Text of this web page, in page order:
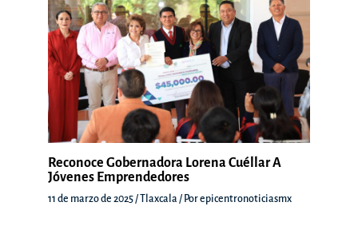
Reconoce Gobernadora Lorena Cuéllar A
Jóvenes Emprendedores
11 de marzo de 2025/ Tlaxcala / Porepicentronoticiasmx